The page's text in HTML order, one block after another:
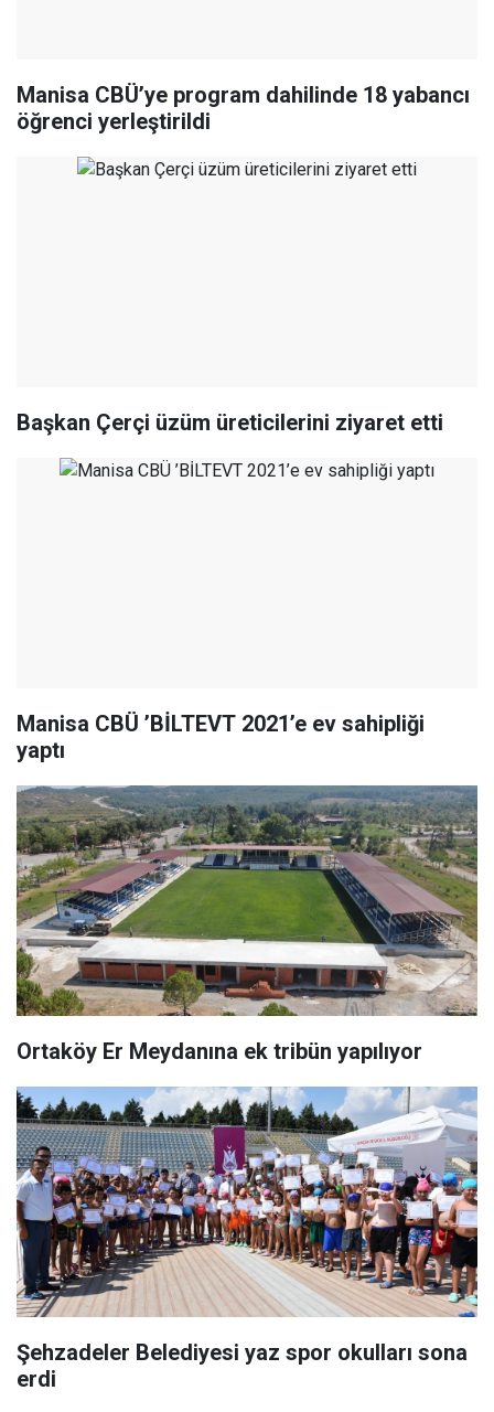
Manisa CBÜ’ye program dahilinde 18 yabancı
öğrenci yerleştirildi
Başkan Çerçi üzüm üreticilerini ziyaret etti
Manisa CBÜ ’BİLTEVT 2021’e ev sahipliği
yaptı
Ortaköy Er Meydanına ek tribün yapılıyor
Şehzadeler Belediyesi yaz spor okulları sona
erdi